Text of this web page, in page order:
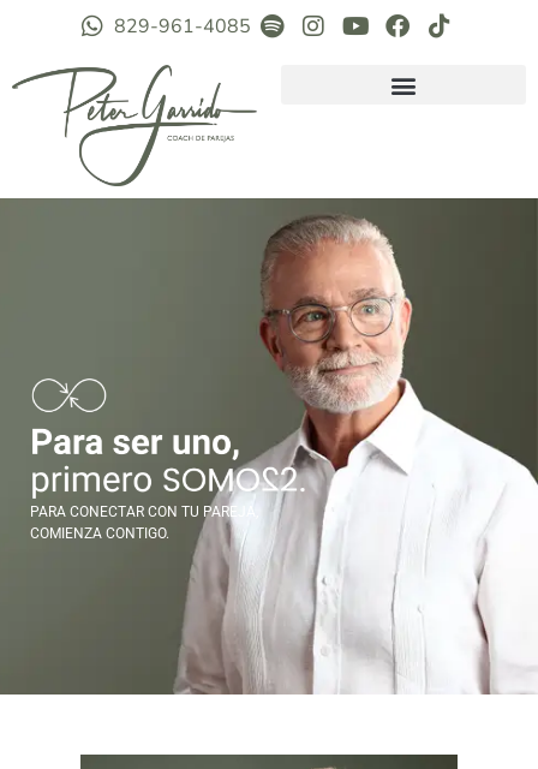
829-961-4085
PARA CONECTAR CON TU PAREJA,
COMIENZA CONTIGO.